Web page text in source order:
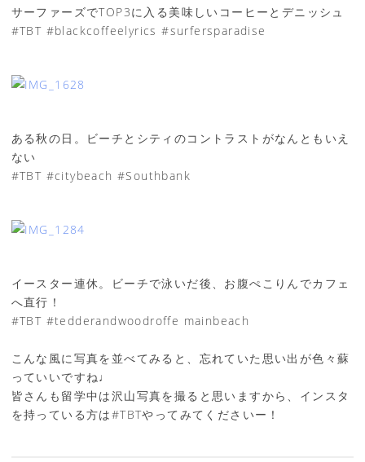
サーファーズでTOP3に入る美味しいコーヒーとデニッシュ
#TBT #blackcoffeelyrics #surfersparadise
ある秋の日。ビーチとシティのコントラストがなんともいえ
ない
#TBT #citybeach #Southbank
イースター連休。ビーチで泳いだ後、お腹ぺこりんでカフェ
へ直行！
#TBT #tedderandwoodroffe mainbeach
こんな風に写真を並べてみると、忘れていた思い出が色々蘇
っていいですね♩
皆さんも留学中は沢山写真を撮ると思いますから、インスタ
を持っている方は#TBTやってみてくださいー！